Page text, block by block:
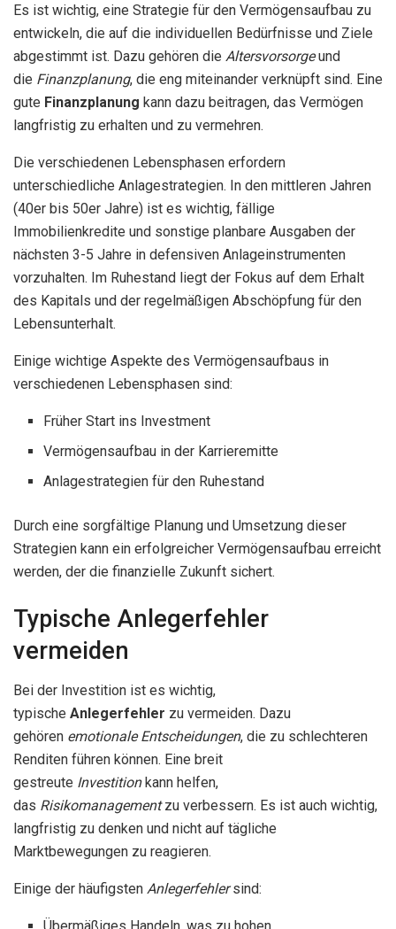
Es ist wichtig, eine Strategie für den Vermögensaufbau zu
entwickeln, die auf die individuellen Bedürfnisse und Ziele
abgestimmt ist. Dazu gehören die Altersvorsorgeund
die Finanzplanung, die eng miteinander verknüpft sind. Eine
gute Finanzplanung kann dazu beitragen, das Vermögen
langfristig zu erhalten und zu vermehren.
Die verschiedenen Lebensphasen erfordern
unterschiedliche Anlagestrategien. In den mittleren Jahren
(40er bis 50er Jahre) ist es wichtig, fällige
Immobilienkredite und sonstige planbare Ausgaben der
nächsten 3-5 Jahre in defensiven Anlageinstrumenten
vorzuhalten. Im Ruhestand liegt der Fokus auf dem Erhalt
des Kapitals und der regelmäßigen Abschöpfung für den
Lebensunterhalt.
Einige wichtige Aspekte des Vermögensaufbaus in
verschiedenen Lebensphasen sind:
Früher Start ins Investment
Vermögensaufbau in der Karrieremitte
Anlagestrategien für den Ruhestand
Durch eine sorgfältige Planung und Umsetzung dieser
Strategien kann ein erfolgreicher Vermögensaufbau erreicht
werden, der die finanzielle Zukunft sichert.
Typische Anlegerfehler
vermeiden
Bei der Investition ist es wichtig,
typische Anlegerfehler zu vermeiden. Dazu
gehören emotionale Entscheidungen, die zu schlechteren
Renditen führen können. Eine breit
gestreute Investitionkann helfen,
das Risikomanagementzu verbessern. Es ist auch wichtig,
langfristig zu denken und nicht auf tägliche
Marktbewegungen zu reagieren.
Einige der häufigsten Anlegerfehlersind: